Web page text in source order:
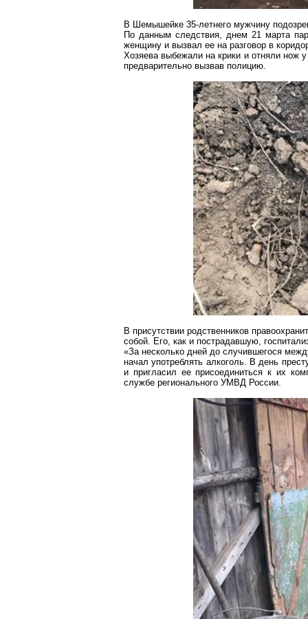
В Шемышейке 35-летнего мужчину
По данным следствия, днем 21 марта
женщину и вызвал ее на разговор в
Хозяева выбежали на крики и отняли нож
предварительно вызвав полицию.
В присутствии родственников
собой. Его, как и пострадавшую,
«За несколько дней до случившегося
начал употреблять алкоголь. В день
и пригласил ее присоединиться к их
службе регионального УМВД России.